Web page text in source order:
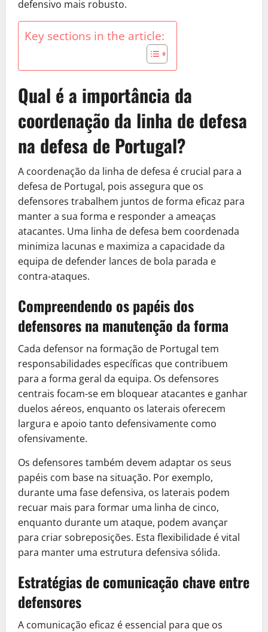
defensivo mais robusto.
Key sections in the article:
Qual é a importância da
coordenação da linha de defesa
na defesa de Portugal?
A coordenação da linha de defesa é crucial para a
defesa de Portugal, pois assegura que os
defensores trabalhem juntos de forma eficaz para
manter a sua forma e responder a ameaças
atacantes. Uma linha de defesa bem coordenada
minimiza lacunas e maximiza a capacidade da
equipa de defender lances de bola parada e
contra-ataques.
Compreendendo os papéis dos
defensores na manutenção da forma
Cada defensor na formação de Portugal tem
responsabilidades específicas que contribuem
para a forma geral da equipa. Os defensores
centrais focam-se em bloquear atacantes e ganhar
duelos aéreos, enquanto os laterais oferecem
largura e apoio tanto defensivamente como
ofensivamente.
Os defensores também devem adaptar os seus
papéis com base na situação. Por exemplo,
durante uma fase defensiva, os laterais podem
recuar mais para formar uma linha de cinco,
enquanto durante um ataque, podem avançar
para criar sobreposições. Esta flexibilidade é vital
para manter uma estrutura defensiva sólida.
Estratégias de comunicação chave entre
defensores
A comunicação eficaz é essencial para que os